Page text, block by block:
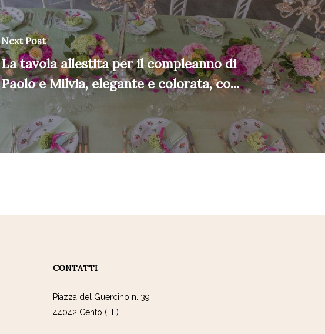
Next Post
La tavola allestita per il compleanno di
Paolo e Milvia, elegante e colorata, co...
CONTATTI
Piazza del Guercino n. 39
44042 Cento (FE)